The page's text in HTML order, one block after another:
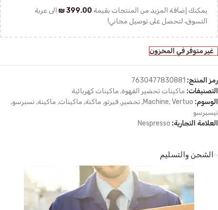
يمكنك إضافة المزيد من المنتجات بقيمة ₪399.00
الى عربة
التسوق، لتحصل على توصيل مجاني!
غير متوفر في المخزون
رمز المنتج: 7630477830881
التصنيفات: ماكينات تحضير القهوة, ماكينات كهربائية
الوسوم:
Machine,Vertuo
, تحضير, فيرتو, ماكنة, ماكينات, ماكينة, نسبرسو,
نيسبرسو
العلامة التجارية: Nespresso
الشحن والتسليم